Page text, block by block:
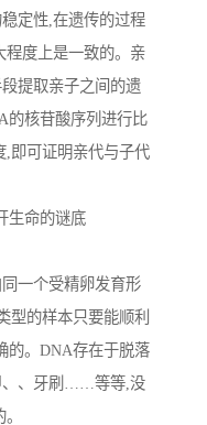
定性,在遗传的过程
程度上是一致的。亲
提取亲子之间的遗
的核苷酸序列进行比
,即可证明亲代与子代
生命的谜底
一个受精卵发育形
型的样本只要能顺利
的。DNA存在于脱落
、、牙刷……等等,没